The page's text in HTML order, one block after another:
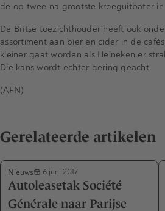
de op twee na grootste kroeguitbater
De Britse toezichthouder heeft ook
assortiment aan bier en cider in de
kleiner gaat worden als Heineken er
Die kans wordt echter gering geacht.
(AFN)
Gerelateerde artikelen
Nieuws 6 juni 2017
Autoleasetak Société
Générale naar Parijse